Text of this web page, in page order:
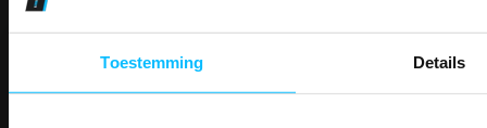
Toestemming Details